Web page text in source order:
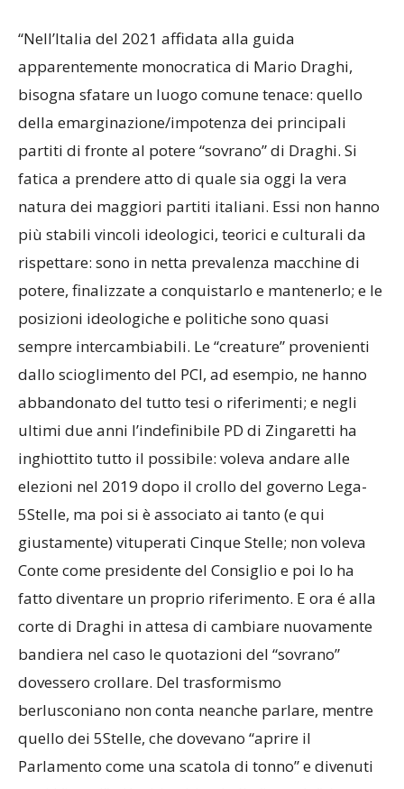
“Nell’Italia del 2021 affidata alla guida
apparentemente monocratica di Mario Draghi,
bisogna sfatare un luogo comune tenace: quello
della emarginazione/impotenza dei principali
partiti di fronte al potere “sovrano” di Draghi. Si
fatica a prendere atto di quale sia oggi la vera
natura dei maggiori partiti italiani. Essi non hanno
più stabili vincoli ideologici, teorici e culturali da
rispettare: sono in netta prevalenza macchine di
potere, finalizzate a conquistarlo e mantenerlo; e le
posizioni ideologiche e politiche sono quasi
sempre intercambiabili. Le “creature” provenienti
dallo scioglimento del PCI, ad esempio, ne hanno
abbandonato del tutto tesi o riferimenti; e negli
ultimi due anni l’indefinibile PD di Zingaretti ha
inghiottito tutto il possibile: voleva andare alle
elezioni nel 2019 dopo il crollo del governo Lega-
5Stelle, ma poi si è associato ai tanto (e qui
giustamente) vituperati Cinque Stelle; non voleva
Conte come presidente del Consiglio e poi lo ha
fatto diventare un proprio riferimento. E ora é alla
corte di Draghi in attesa di cambiare nuovamente
bandiera nel caso le quotazioni del “sovrano”
dovessero crollare. Del trasformismo
berlusconiano non conta neanche parlare, mentre
quello dei 5Stelle, che dovevano “aprire il
Parlamento come una scatola di tonno” e divenuti